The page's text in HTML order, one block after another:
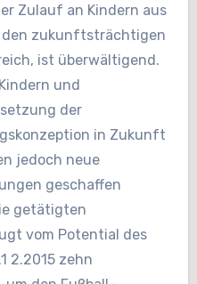
Zulauf an Kindern aus
den zukunftsträchtigen
ist überwältigend.
und
der
in Zukunft
jedoch neue
geschaffen
getätigten
vom Potential des
2.2015 zehn